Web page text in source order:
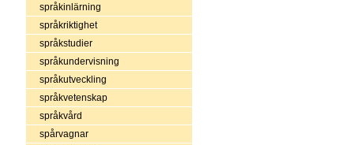
språkinlärning
språkriktighet
språkstudier
språkundervisning
språkutveckling
språkvetenskap
språkvård
spårvagnar